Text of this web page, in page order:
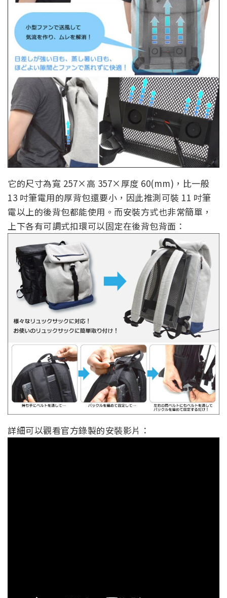
它的尺寸為寬 257×高 357×厚度 60(mm)，比一般
13 吋筆電用的厚背包還要小，因此推測可裝 11 吋筆
電以上的後背包都能使用。而安裝方式也非常簡單，
上下各有可調式扣環可以固定在後背包背面：
詳細可以觀看官方錄製的安裝影片：